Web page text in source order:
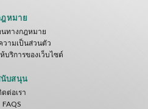
หมาย
นทางกฎหมาย
วามเป็นส่วนตัว
บริการของเว็บไซต์
บสนุน
ดต่อเรา
FAQS